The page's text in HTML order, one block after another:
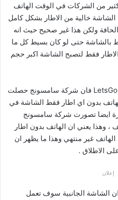
من الشركات في الوقت الهاتف
الشاشة خالية من الاطار بشكل كامل
ولكن هذا غير صحيح حيث انه
بالشاشة حتى لو كان بسيط كل ما
فقط لتصبح الشاشة اكبر حجم
ووفقنا لتقرير من موقع LetsGoDigital فان شركة سامسونج حصلت
بدون اي اطار فقط الشاشة في
ايضا تصورت شركة سامسونج
وهذا يعني ان الهاتف بدون اطار
غير منتهي وهذا ما يظهر ان
الاطلاق .
إعلان
ان الشاشة الجانبية سوف تعمل